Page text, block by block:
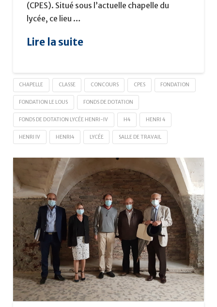
(CPES). Situé sous l’actuelle chapelle du
lycée, ce lieu …
Lire la suite
CHAPELLE CLASSE CONCOURS CPES FONDATION
FONDATION LE LOUS FONDS DE DOTATION
FONDS DE DOTATION LYCÉE HENRI-IV H4 HENRI 4
HENRI IV HENRI4 LYCÉE SALLE DE TRAVAIL